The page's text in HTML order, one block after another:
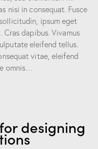
nisi in consequat. Fusce
ipsum eget
dapibus. Vivamus
eleifend tellus.
vitae, eleifend
omnis…
designing